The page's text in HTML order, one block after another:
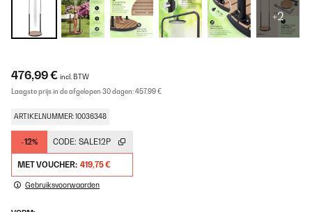
+2
476,99 € incl. BTW
Laagste prijs in de afgelopen 30 dagen:457,99 €
ARTIKELNUMMER: 10036348
-12% CODE: SALE12P
MET VOUCHER: 419,75 €
Gebruiksvoorwaarden